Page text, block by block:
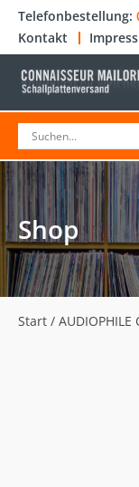
Telefonbestellung:
Kontakt
Shop
Start / AUDIOPHILE